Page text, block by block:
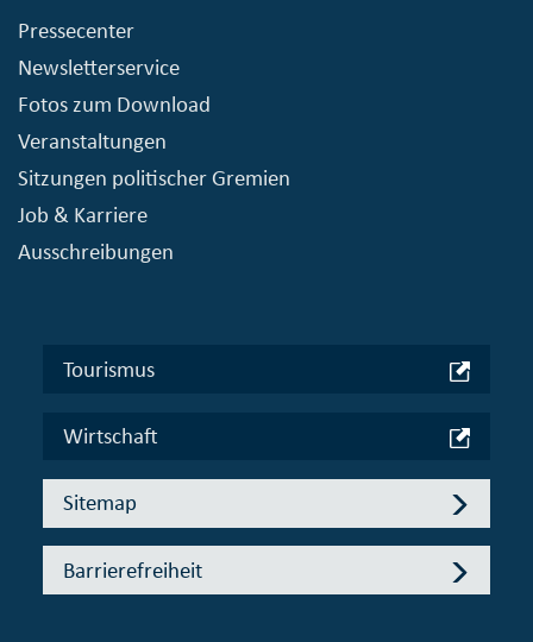
Pressecenter
Newsletterservice
Fotos zum Download
Veranstaltungen
Sitzungen politischer Gremien
Job & Karriere
Ausschreibungen
Tourismus
Wirtschaft
Sitemap
Barrierefreiheit